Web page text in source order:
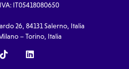
IT05418080650
26, 84131 Salerno, Italia
– Torino, Italia